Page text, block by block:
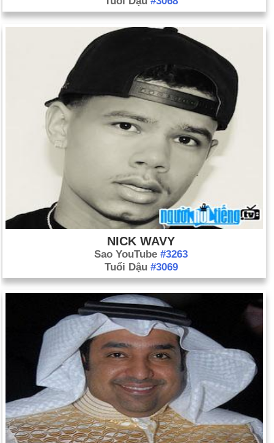
NICK WAVY
Sao YouTube #3263
Tuổi Dậu #3069